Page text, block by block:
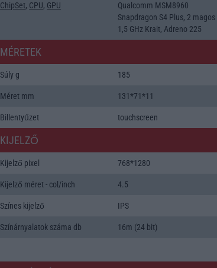
ChipSet, CPU, GPU
Qualcomm MSM8960
Snapdragon S4 Plus, 2 magos
1,5 GHz Krait, Adreno 225
MÉRETEK
Súly g 185
Méret mm 131*71*11
Billentyűzet touchscreen
KIJELZŐ
Kijelző pixel 768*1280
Kijelző méret - col/inch 4.5
Színes kijelző IPS
Színárnyalatok száma db 16m (24 bit)